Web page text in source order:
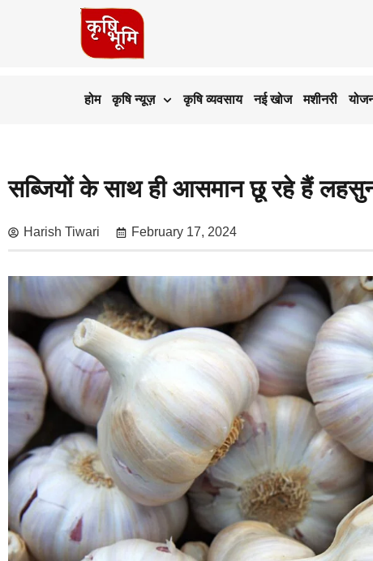
होम कृषि न्यूज़ कृषि व्यवसाय नई खोज मशीनरी
सब्जियों के साथ ही आसमान छू रहे हैं
Harish Tiwari February 17, 2024